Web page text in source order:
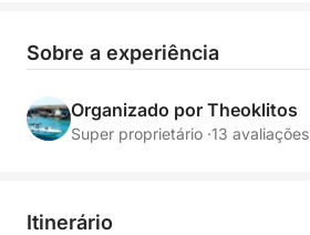
Sobre a experiência
Organizado por Theoklitos
Super proprietário ·13 avaliações
Itinerário